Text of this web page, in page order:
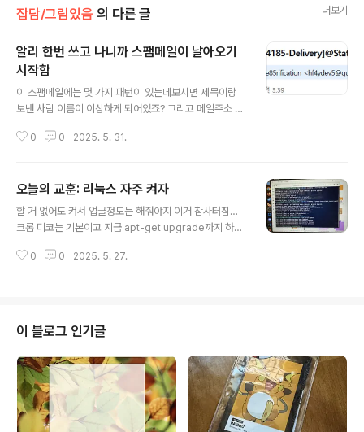
잡담/그림있음 의 다른 글 더보기
알리 한번 쓰고 나니까 스팸메일이 날아오기
시작함
이 스팸메일에는 몇 가지 패턴이 있는데보시면 제목이랑
보낸 사람 이름이 이상하게 되어있죠? 그리고 메일주소 도
인데 공통적으로 .space로 끝납니다. 다만 이건 네이버 메
내용은 다 이런 식인데 일단 되게 그럴듯해보이죠? 그럼 저
번호로 구글링해보자. https://www.customs.go.kr/ca
ll/ad/crmcc/selectBoardView.do?mi=6827&cnsl
사 페이지에서 제공하는 정보에 대하여 어느 정도 만족하
0 0 2025. 5. 31.
오늘의 교훈: 리눅스 자주 켜자
할 거 없어도 켜서 업글정도는 해줘야지 이거 참사터짐…
크롬 디코는 기본이고 지금 apt-get upgrade까지 하는
업데이트 처리할때 문제터집니다 이거… 결국 글 쓰려고 켰
0 0 2025. 5. 27.
이 블로그 인기글